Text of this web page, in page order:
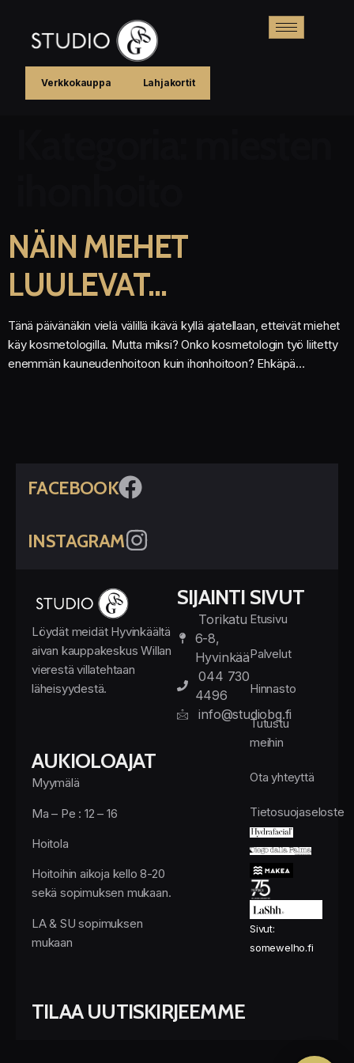
Verkkokauppa Lahjakortit
NÄIN MIEHET
LUULEVAT…
Tänä päivänäkin vielä välillä ikävä kyllä ajatellaan, etteivät miehet
käy kosmetologilla. Mutta miksi? Onko kosmetologin työ liitetty
enemmän kauneudenhoitoon kuin ihonhoitoon? Ehkäpä…
FACEBOOK
INSTAGRAM
Löydät meidät Hyvinkäältä
aivan kauppakeskus Willan
vierestä villatehtaan
läheisyydestä.
AUKIOLOAJAT
Myymälä
Ma – Pe : 12 – 16
Hoitola
Hoitoihin aikoja kello 8-20
sekä sopimuksen mukaan.
LA & SU sopimuksen
mukaan
SIJAINTI
Torikatu
6-8,
Hyvinkää
044 730
4496
info@studiobg.fi
SIVUT
Etusivu
Palvelut
Hinnasto
Tutustu
meihin
Ota yhteyttä
Tietosuojaseloste
Sivut:
somewelho.fi
TILAA UUTISKIRJEEMME